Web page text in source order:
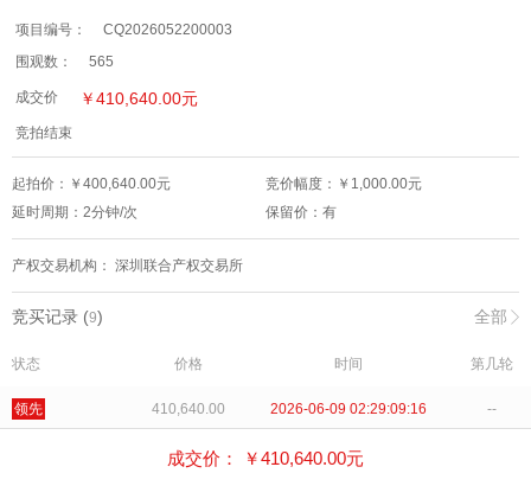
项目编号：
CQ2026052200003
围观数：
565
成交价 ￥410,640.00元
竞拍结束
起拍价：￥ 400,640.00元 竞价幅度：￥ 1,000.00元
延时周期： 2分钟/次 保留价： 有
产权交易机构： 深圳联合产权交易所
竞买记录 (9) 全部
状态 价格 时间 第几轮
领先 410,640.00 2026-06-09 02:29:09:16 --
409,640.00 2026-06-09 02:29:05:95
成交价： ￥410,640.00元